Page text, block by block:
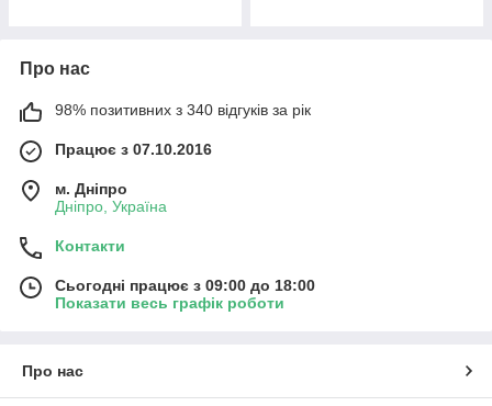
Про нас
98% позитивних з 340 відгуків за рік
Працює з 07.10.2016
м. Дніпро
Дніпро, Україна
Контакти
Сьогодні працює з 09:00 до 18:00
Показати весь графік роботи
Про нас